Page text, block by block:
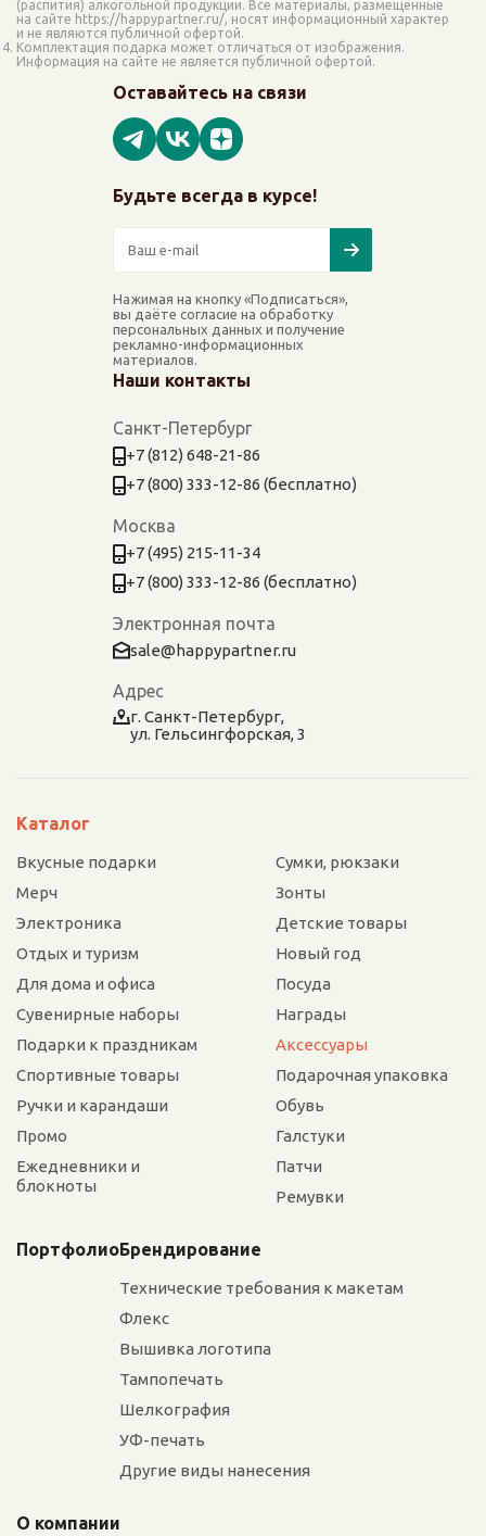
(распития) алкогольной продукции. Все материалы, размещённые
на сайте https://happypartner.ru/, носят информационный характер
и не являются публичной офертой.
Комплектация подарка может отличаться от изображения.
Информация на сайте не является публичной офертой.
Оставайтесь на связи
Будьте всегда в курсе!
Нажимая на кнопку «Подписаться»,
вы даёте согласие на обработку
персональных данных и получение
рекламно-информационных
материалов.
Наши контакты
Санкт-Петербург
+7 (812) 648-21-86
+7 (800) 333-12-86 (бесплатно)
Москва
+7 (495) 215-11-34
+7 (800) 333-12-86 (бесплатно)
Электронная почта
sale@happypartner.ru
Адрес
г. Санкт-Петербург,
ул. Гельсингфорская, 3
Каталог
Вкусные подарки
Мерч
Электроника
Отдых и туризм
Для дома и офиса
Сувенирные наборы
Подарки к праздникам
Спортивные товары
Ручки и карандаши
Промо
Ежедневники и
блокноты
Сумки, рюкзаки
Зонты
Детские товары
Новый год
Посуда
Награды
Аксессуары
Подарочная упаковка
Обувь
Галстуки
Патчи
Ремувки
ПортфолиоБрендирование
Технические требования к макетам
Флекс
Вышивка логотипа
Тампопечать
Шелкография
УФ-печать
Другие виды нанесения
О компании